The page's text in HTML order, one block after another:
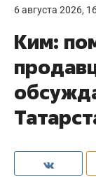
6 августа 2026,
Ким: